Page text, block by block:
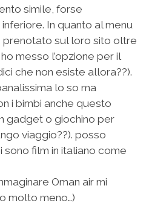
simile, forse
In quanto al menu
prenotato sul loro sito oltre
messo l’opzione per il
che non esiste allora??).
lo so ma
i bimbi anche questo
gadget o giochino per
viaggio??). posso
sono film in italiano come
Oman air mi
molto meno…)